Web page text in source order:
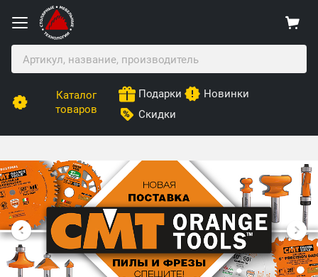
Каталог
товаров
Подарки
Новинки
Скидки
Столярные Мебельные Технологии